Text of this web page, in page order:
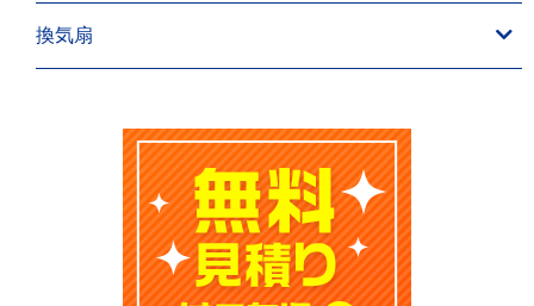
換気扇